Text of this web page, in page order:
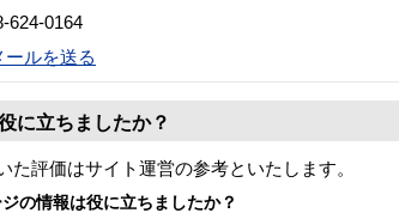
624-0164
ルを送る
に立ちましたか？
た評価はサイト運営の参考といたします。
の情報は役に立ちましたか？